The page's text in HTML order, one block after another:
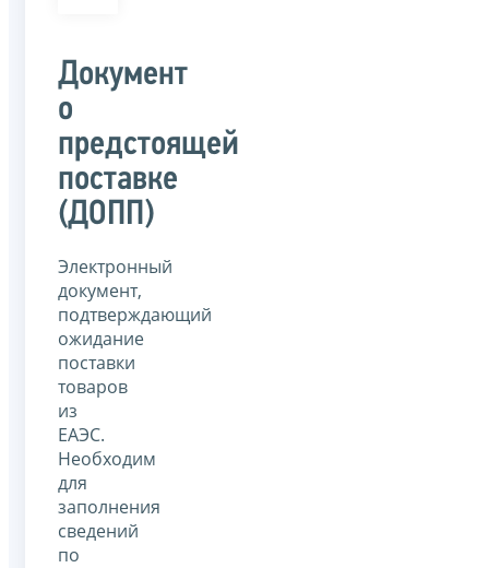
Документ
о
предстоящей
поставке
(ДОПП)
Электронный
документ,
подтверждающий
ожидание
поставки
товаров
из
ЕАЭС.
Необходим
для
заполнения
сведений
по